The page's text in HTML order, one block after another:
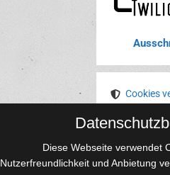
Cookies
Diese Webseite verwendet
Nutzerfreundlichkeit und Anbietung